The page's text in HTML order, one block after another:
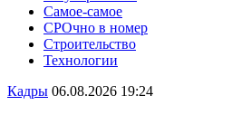
Самое-самое
СРОчно в номер
Строительство
Технологии
Кадры 06.08.2026 19:24